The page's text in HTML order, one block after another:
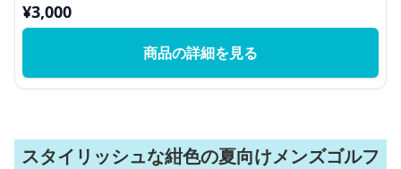
¥3,000
商品の詳細を見る
スタイリッシュな紺色の夏向けメンズゴルフ